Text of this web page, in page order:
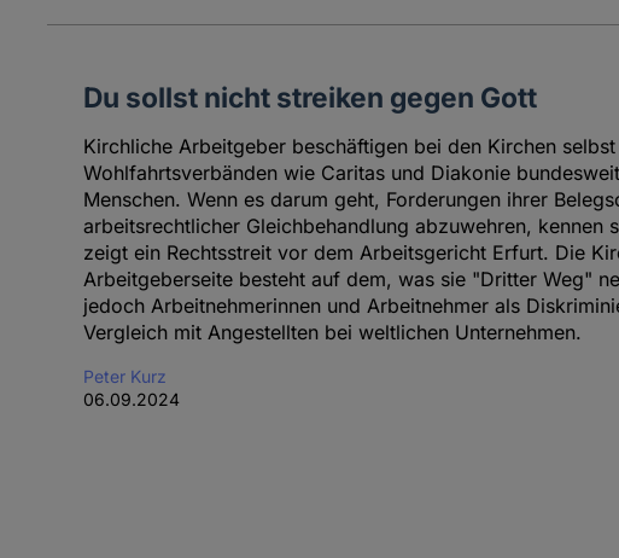
Du sollst nicht streiken gegen Gott
Kirchliche Arbeitgeber beschäftigen bei den Kirchen
Wohlfahrtsverbänden wie Caritas und Diakonie
Menschen. Wenn es darum geht, Forderungen ihrer
arbeitsrechtlicher Gleichbehandlung abzuwehren, kennen
zeigt ein Rechtsstreit vor dem Arbeitsgericht Erfurt. Die
Arbeitgeberseite besteht auf dem, was sie "Dritter Weg"
jedoch Arbeitnehmerinnen und Arbeitnehmer als
Vergleich mit Angestellten bei weltlichen Unternehmen.
Peter Kurz
06.09.2024